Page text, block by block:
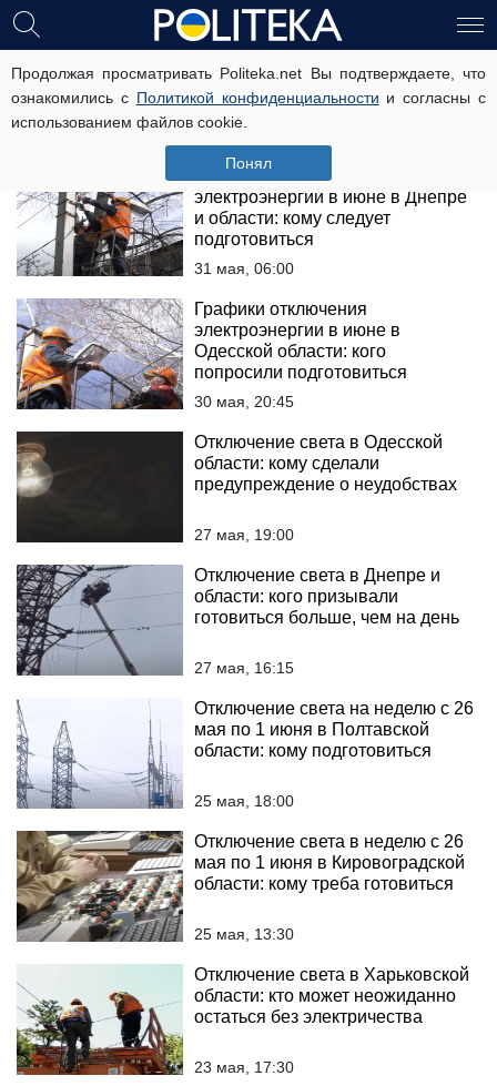
Продолжая просматривать Politeka.net Вы подтверждаете, что
ознакомились с Политикой конфиденциальности и согласны с
использованием файлов cookie.
Понял
отключение
электроэнергии
Графики отключения
электроэнергии в июне в Днепре
и области: кому следует
подготовиться
31 мая, 06:00
Графики отключения
электроэнергии в июне в
Одесской области: кого
попросили подготовиться
30 мая, 20:45
Отключение света в Одесской
области: кому сделали
предупреждение о неудобствах
27 мая, 19:00
Отключение света в Днепре и
области: кого призывали
готовиться больше, чем на день
27 мая, 16:15
Отключение света на неделю с 26
мая по 1 июня в Полтавской
области: кому подготовиться
25 мая, 18:00
Отключение света в неделю с 26
мая по 1 июня в Кировоградской
области: кому треба готовиться
25 мая, 13:30
Отключение света в Харьковской
области: кто может неожиданно
остаться без электричества
23 мая, 17:30